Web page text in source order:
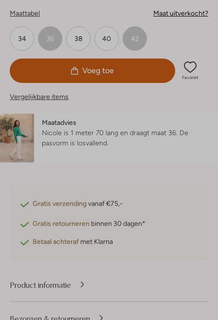
Maattabel Maat uitverkocht?
34 36 38 40 42
Voeg toe
Favoriet
Vergelijkbare items
Maatadvies
Nicole is 1 meter 70 lang en draagt maat 36. De
pasvorm is losvallend
Gratis verzendingvanaf €75,-
Gratis retourneren binnen 30 dagen*
Betaal achteraf met Klarna
Product informatie